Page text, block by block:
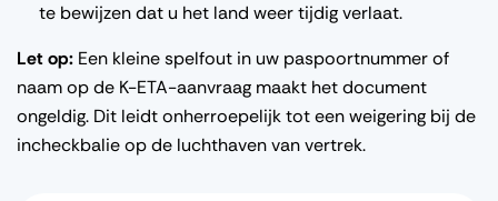
te bewijzen dat u het land weer tijdig verlaat.
Let op: Een kleine spelfout in uw paspoortnummer of
naam op de K-ETA-aanvraag maakt het document
ongeldig. Dit leidt onherroepelijk tot een weigering bij de
incheckbalie op de luchthaven van vertrek.